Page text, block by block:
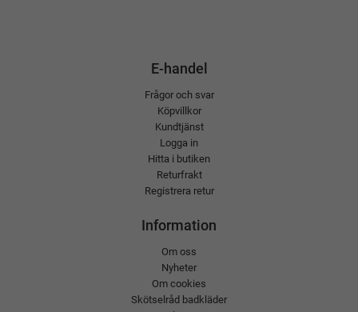
E-handel
Frågor och svar
Köpvillkor
Kundtjänst
Logga in
Hitta i butiken
Returfrakt
Registrera retur
Information
Om oss
Nyheter
Om cookies
Skötselråd badkläder